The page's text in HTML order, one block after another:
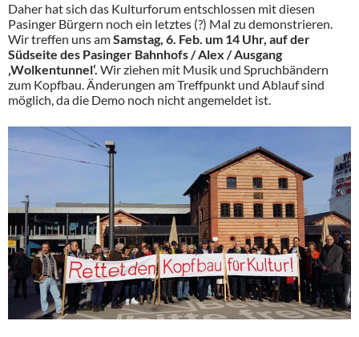
Daher hat sich das Kulturforum entschlossen mit diesen
Pasinger Bürgern noch ein letztes (?) Mal zu demonstrieren.
Wir treffen uns amSamstag, 6. Feb. um 14 Uhr, auf der
Südseite des Pasinger Bahnhofs / Alex / Ausgang
‚Wolkentunnel‘. Wir ziehen mit Musik und Spruchbändern
zum Kopfbau. Änderungen am Treffpunkt und Ablauf sind
möglich, da die Demo noch nicht angemeldet ist.